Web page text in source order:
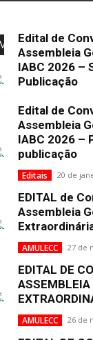
Popular
Edital de
Assembleia
IABC 2026 –
Publicação
Edital de
Assembleia
IABC 2026 –
publicação
Editais 20 de
EDITAL de
Assembleia
AMULECC 27 de
EDITAL DE
ASSEMBLEIA
AMULECC 26 de